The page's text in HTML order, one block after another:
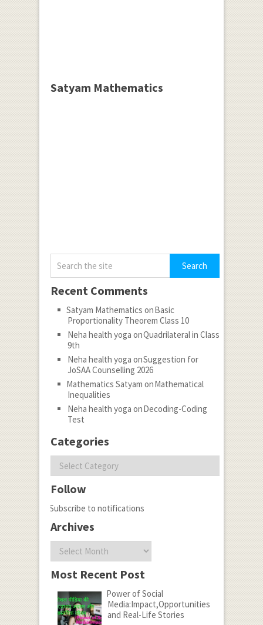
Satyam Mathematics
Recent Comments
Satyam Mathematics onBasic
Proportionality Theorem Class 10
Neha health yoga onQuadrilateral in Class
9th
Neha health yoga onSuggestion for
JoSAA Counselling 2026
Mathematics Satyam onMathematical
Inequalities
Neha health yoga onDecoding-Coding
Test
Categories
Follow
Subscribe to notifications
Archives
Most Recent Post
Power of Social
Media:Impact,Opportunities
and Real-Life Stories